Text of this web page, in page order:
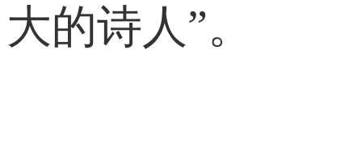
大的诗人”。